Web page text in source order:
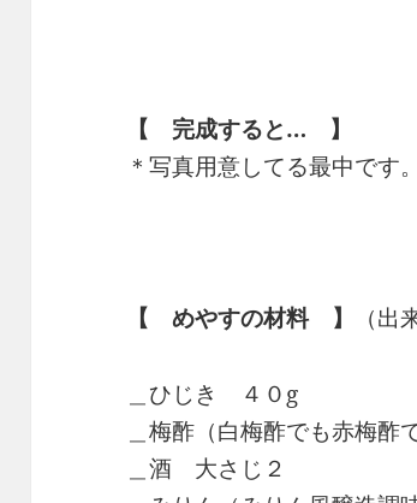
【 完成すると… 】
＊写真用意してる最中です
【 めやすの材料 】 （出
＿ひじき ４０g
＿梅酢（白梅酢でも赤梅
＿酒 大さじ２